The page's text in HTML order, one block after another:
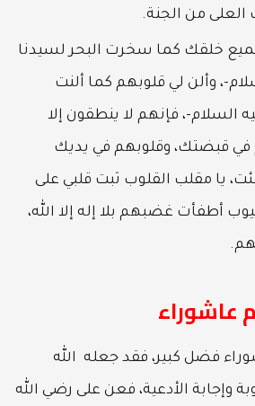
العلى من الجنة.
خلقك كما سخرت البحر لسيدنا
، وألن لي قلوبهم كما ألنت
السلام-، فإنهم لا ينطقون إلا
في قبضتك، وقلوبهم في يديك
يا مقلب القلوب ثبت قلبي على
أطفأت غضبهم بلا إله إلا الله،
عاشوراء
فضل كبير، فقد جعله الله
وإجابة الأدعية، فعن على رضي الله